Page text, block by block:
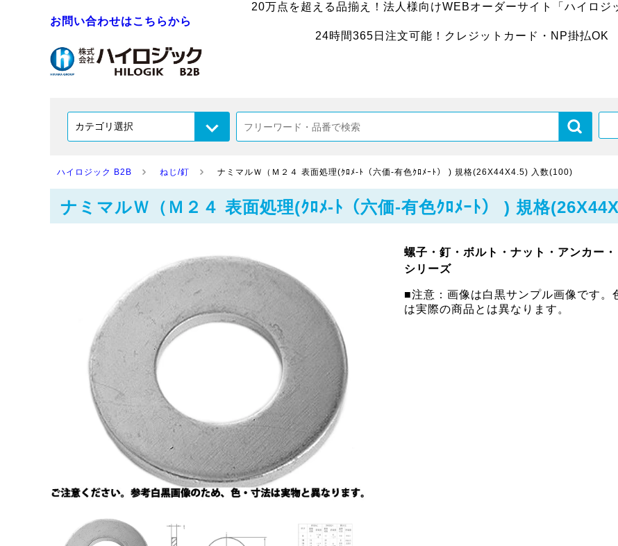
20万点を超える品揃え！法人様向けWEBオーダーサイト「ハイロジ
お問い合わせはこちらから
24時間365日注文可能！クレジットカード・NP掛払OK
ハイロジック B2B ねじ/釘 ナミマルＷ（Ｍ２４ 表面処理(ｸﾛﾒ-ﾄ（六価-有色ｸﾛﾒｰﾄ） ) 規格(26X44X4.5) 入数(100)
ナミマルＷ（Ｍ２４ 表面処理(ｸﾛﾒ-ﾄ（六価-有色ｸﾛﾒｰﾄ） ) 規格
螺子・釘・ボルト・ナット・アンカー
シリーズ
■注意：画像は白黒サンプル画像です。
は実際の商品とは異なります。